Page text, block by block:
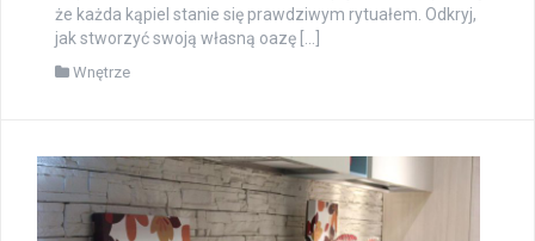
że każda kąpiel stanie się prawdziwym rytuałem. Odkryj,
jak stworzyć swoją własną oazę […]
Wnętrze